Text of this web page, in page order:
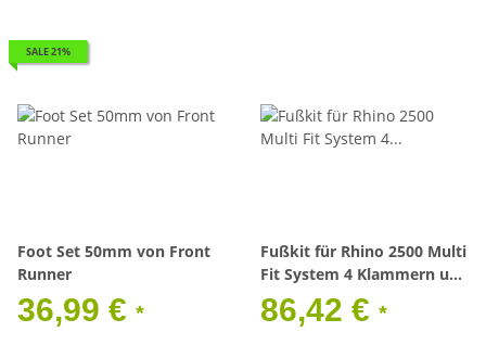
SALE 21%
Foot Set 50mm von Front
Runner
36,99 € *
Fußkit für Rhino 2500 Multi
Fit System 4 Klammern und
4 Gummiunterlagen
86,42 € *